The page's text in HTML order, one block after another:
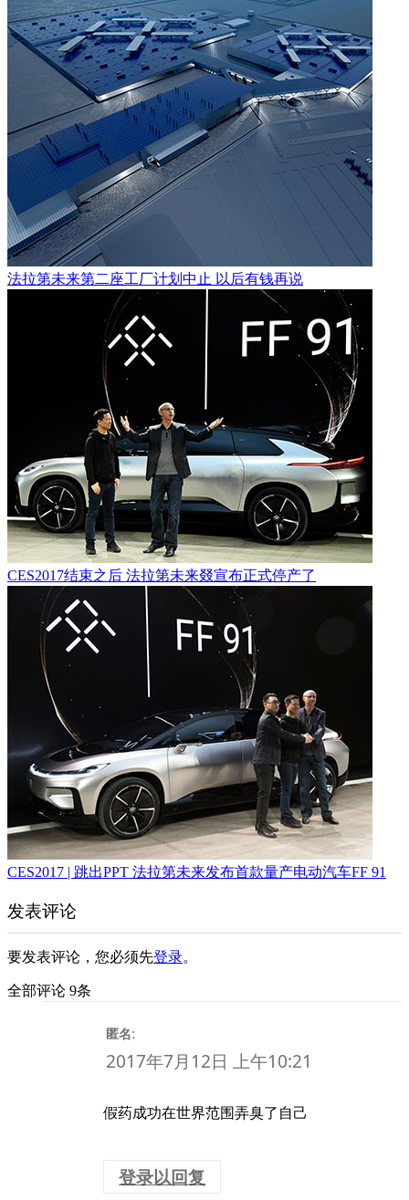
法拉第未来第二座工厂计划中止 以后有钱再说
CES2017结束之后 法拉第未来叕宣布正式停产了
CES2017 | 跳出PPT 法拉第未来发布首款量产电动汽车FF 91
发表评论
要发表评论，您必须先登录。
全部评论 9条
匿名:
2017年7月12日 上午10:21
假药成功在世界范围弄臭了自己
登录以回复